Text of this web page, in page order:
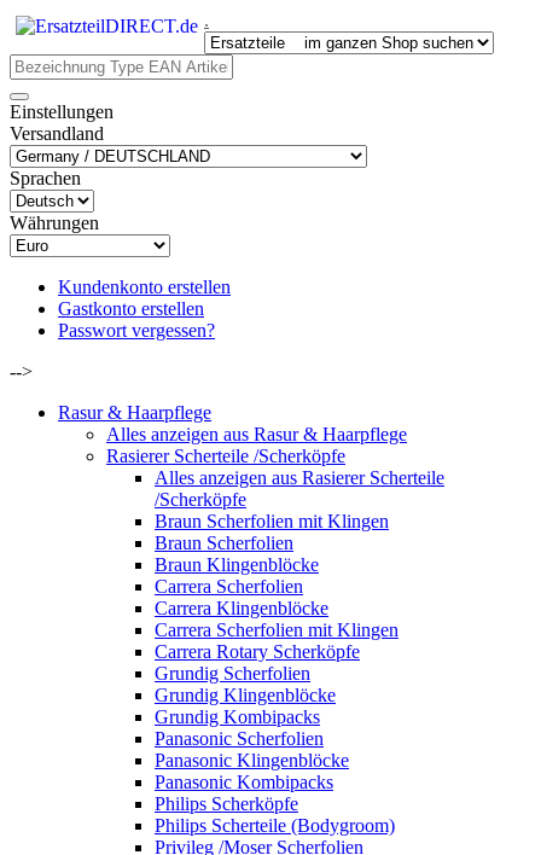
.
Einstellungen
Versandland
Sprachen
Währungen
Kundenkonto erstellen
Gastkonto erstellen
Passwort vergessen?
-->
Rasur & Haarpflege
Alles anzeigen aus Rasur & Haarpflege
Rasierer Scherteile /Scherköpfe
Alles anzeigen aus Rasierer Scherteile
/Scherköpfe
Braun Scherfolien mit Klingen
Braun Scherfolien
Braun Klingenblöcke
Carrera Scherfolien
Carrera Klingenblöcke
Carrera Scherfolien mit Klingen
Carrera Rotary Scherköpfe
Grundig Scherfolien
Grundig Klingenblöcke
Grundig Kombipacks
Panasonic Scherfolien
Panasonic Klingenblöcke
Panasonic Kombipacks
Philips Scherköpfe
Philips Scherteile (Bodygroom)
Privileg /Moser Scherfolien